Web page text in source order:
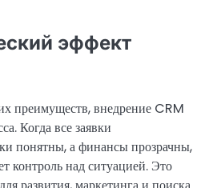
эффект
преимуществ, внедрение CRM
Когда все заявки
понятны, а финансы прозрачны,
контроль над ситуацией. Это